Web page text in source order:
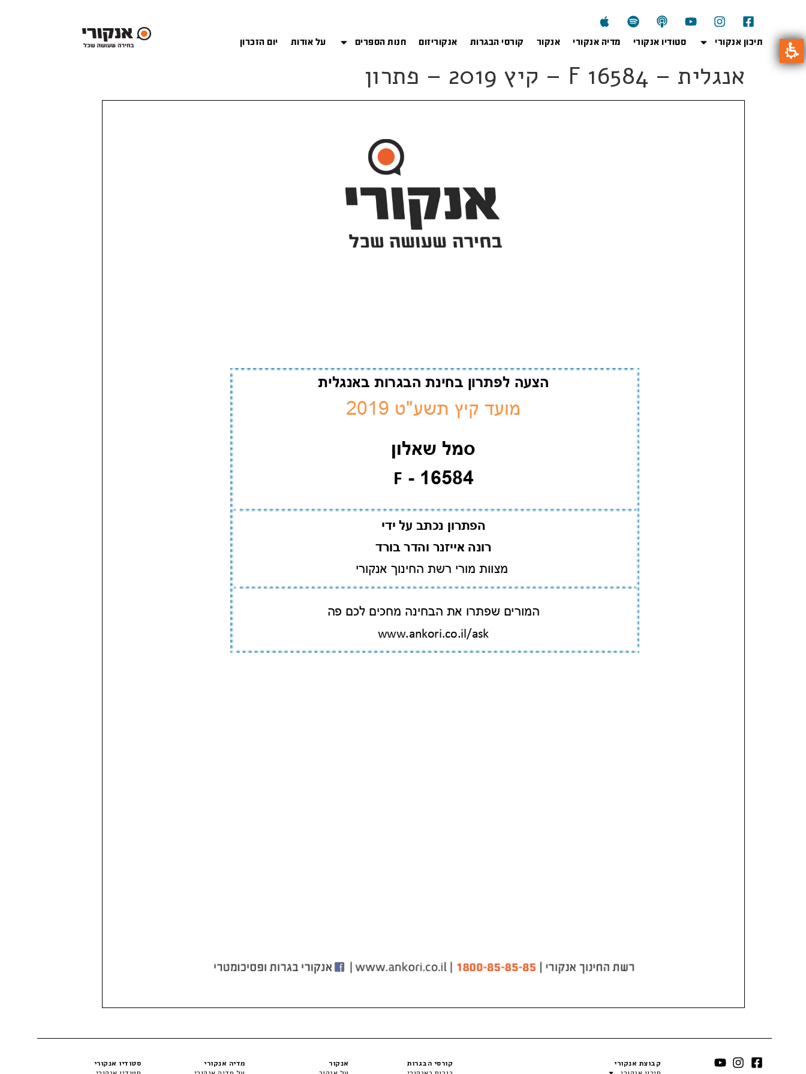
תיכון אנקורי סטודיו אנקורי מדיה אנקורי אנקור קורסי הבגרות אנקוריזום חנות הספרים על אודות יום הזכרון
אנגלית – F 16584 – קיץ 2019 – פתרון
קבוצת אנקורי
קורסי הבגרות
אנקור
מדיה אנקורי
סטודיו אנקורי